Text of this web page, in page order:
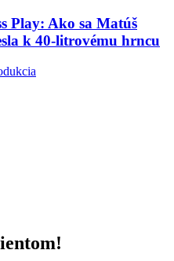
Play: Ako sa Matúš
k 40-litrovému hrncu